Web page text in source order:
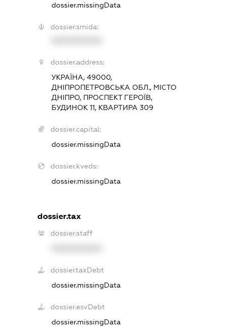
dossier.missingData
dossier.smida:
dossier.address:
УКРАЇНА, 49000,
ДНІПРОПЕТРОВСЬКА ОБЛ., МІСТО
ДНІПРО, ПРОСПЕКТ ГЕРОЇВ,
БУДИНОК 11, КВАРТИРА 309
dossier.capital:
dossier.missingData
dossier.kveds:
dossier.missingData
dossier.tax
dossier.staff
dossier.taxDebt
dossier.missingData
dossier.esvDebt
dossier.missingData